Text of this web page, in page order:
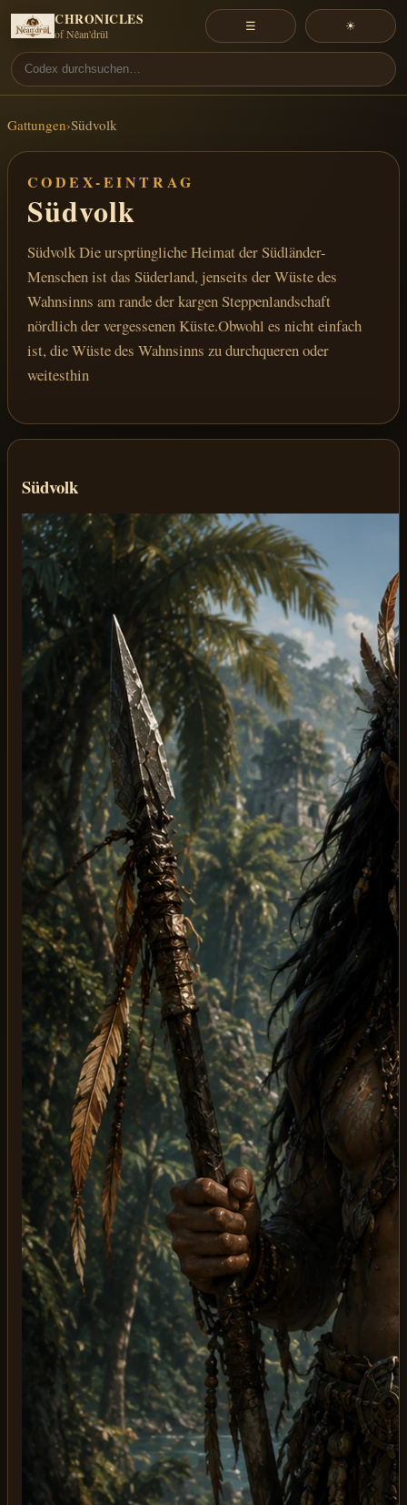
CHRONICLES
of Nêan'drûl
☰ ☀
Gattungen›Südvolk
CODEX-EINTRAG
Südvolk
Südvolk Die ursprüngliche Heimat der Südländer-
Menschen ist das Süderland, jenseits der Wüste des
Wahnsinns am rande der kargen Steppenlandschaft
nördlich der vergessenen Küste.Obwohl es nicht einfach
ist, die Wüste des Wahnsinns zu durchqueren oder
weitesthin
Südvolk